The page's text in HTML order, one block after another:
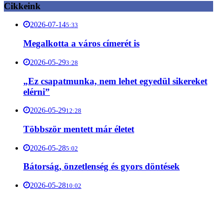
Cikkeink
2026-07-145:33
Megalkotta a város címerét is
2026-05-293:28
„Ez csapatmunka, nem lehet egyedül sikereket
elérni”
2026-05-2912:28
Többször mentett már életet
2026-05-285:02
Bátorság, önzetlenség és gyors döntések
2026-05-2810:02